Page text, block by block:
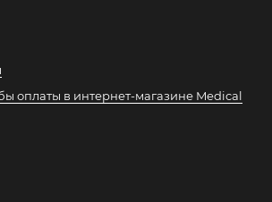
оплаты в интернет-магазине Medical